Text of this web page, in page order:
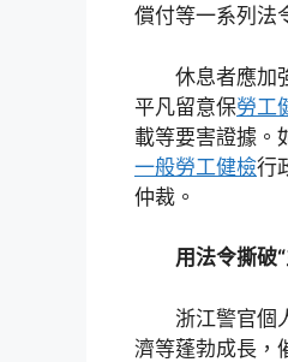
償付等一系列法
休息者應加
平凡留意保勞工
載等要害證據。
一般勞工健檢行
仲裁。
用法令撕破
浙江警官個
濟等蓬勃成長，